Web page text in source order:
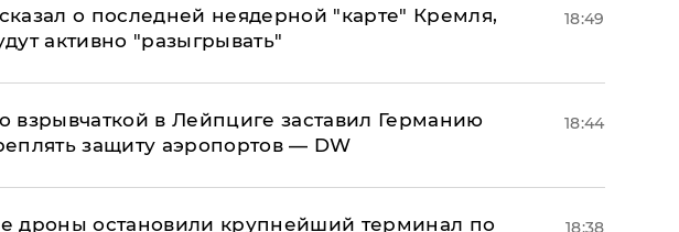
о последней неядерной "карте" Кремля,
активно "разыгрывать"
18:49
взрывчаткой в Лейпциге заставил Германию
защиту аэропортов — DW
18:44
дроны остановили крупнейший терминал по
18:38